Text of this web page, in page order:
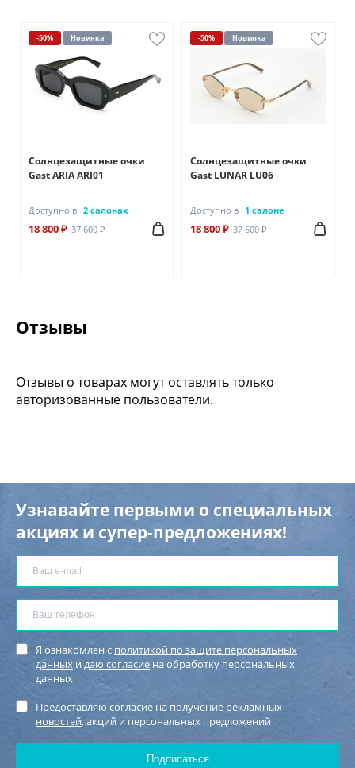
-50% Новинка
Солнцезащитные очки
Gast ARIA ARI01
Доступно в 2 салонах
18 800 ₽ 37 600 ₽
-50% Новинка
Солнцезащитные очки
Gast LUNAR LU06
Доступно в 1 салоне
18 800 ₽ 37 600 ₽
Отзывы
Отзывы о товарах могут оставлять только
авторизованные пользователи.
Узнавайте первыми о специальных
акциях и супер-предложениях!
Я ознакомлен с политикой по защите персональных
данных идаю согласие на обработку персональных
данных
Предоставляю согласие на получение рекламных
новостей, акций и персональных предложений